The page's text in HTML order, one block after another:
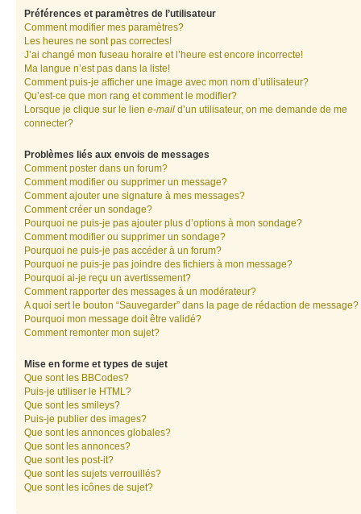
Préférences et paramètres de l’utilisateur
Comment modifier mes paramètres?
Les heures ne sont pas correctes!
J’ai changé mon fuseau horaire et l’heure est encore incorrecte!
Ma langue n’est pas dans la liste!
Comment puis-je afficher une image avec mon nom d’utilisateur?
Qu’est-ce que mon rang et comment le modifier?
Lorsque je clique sur le lien e-mail d’un utilisateur, on me demande de me
connecter?
Problèmes liés aux envois de messages
Comment poster dans un forum?
Comment modifier ou supprimer un message?
Comment ajouter une signature à mes messages?
Comment créer un sondage?
Pourquoi ne puis-je pas ajouter plus d’options à mon sondage?
Comment modifier ou supprimer un sondage?
Pourquoi ne puis-je pas accéder à un forum?
Pourquoi ne puis-je pas joindre des fichiers à mon message?
Pourquoi ai-je reçu un avertissement?
Comment rapporter des messages à un modérateur?
A quoi sert le bouton “Sauvegarder” dans la page de rédaction de message?
Pourquoi mon message doit être validé?
Comment remonter mon sujet?
Mise en forme et types de sujet
Que sont les BBCodes?
Puis-je utiliser le HTML?
Que sont les smileys?
Puis-je publier des images?
Que sont les annonces globales?
Que sont les annonces?
Que sont les post-it?
Que sont les sujets verrouillés?
Que sont les icônes de sujet?